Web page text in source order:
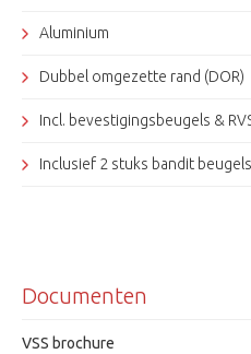
Aluminium
Dubbel omgezette rand (DOR)
Incl. bevestigingsbeugels &
Inclusief 2 stuks bandit beugels
Inclusief 2 stuks RVS
Afmetingen: 40x20cm
VSS
Documenten
VSS brochure